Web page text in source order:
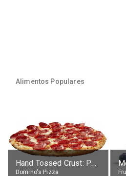
Alimentos Populares
Hand Tossed Crust: Pepperoni Pizza (Large 14")
Domino's Pizza